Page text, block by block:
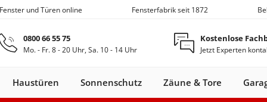
Zum Hauptinhalt springen
und Türen online Fensterfabrik seit 1872
0800 66 55 75
Mo. - Fr. 8 - 20 Uhr, Sa. 10 - 14 Uhr
Kostenlose
Jetzt Experten
Haustüren Sonnenschutz Zäune & Tore